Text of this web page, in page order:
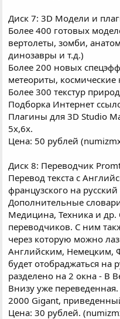
Диск 7: 3D Модели и
Более 400 готовых
вертолеты, зомби,
динозавры и т.д.)
Более 200 новых
метеориты, космические
Более 300 текстур
Подборка Интернет
Плагины для 3D Studio
5x,6x.
Цена: 50 рублей
Диск 8: Переводчик
Перевод текста с
французского на
Дополнительные
Медицина, Техника и
переводчиков. С ним
через которую можно
Английским, Немецким,
будет отобраджаться на
разделено на 2 окна - В
Внизу уже
2000 Gigant,
Цена: 30 рублей.